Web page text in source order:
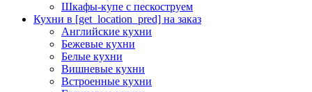
Шкафы-купе с пескоструем
Кухни в [get_location_pred] на заказ
Английские кухни
Бежевые кухни
Белые кухни
Вишневые кухни
Встроенные кухни